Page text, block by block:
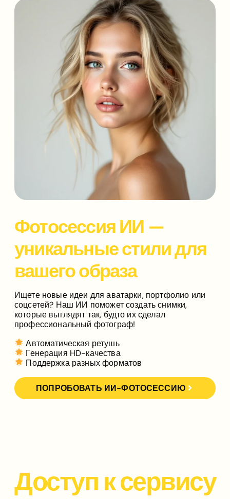
Фотосессия ИИ —
уникальные стили для
вашего образа
Ищете новые идеи для аватарки, портфолио или
соцсетей? Наш ИИ поможет создать снимки,
которые выглядят так, будто их сделал
профессиональный фотограф!
Автоматическая ретушь
Генерация HD-качества
Поддержка разных форматов
ПОПРОБОВАТЬ ИИ-ФОТОСЕССИЮ
Доступ к сервису